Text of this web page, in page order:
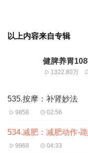
当真正领悟这个道理
跪膝也是引导术一种，
实际是把血气引导到
导到肝经里，它确实也
以上内容来自专辑
健脾养胃
1322.80万
535.按摩：补肾妙法
9858 02:56
534.减肥：减肥动作-
9968 04:33